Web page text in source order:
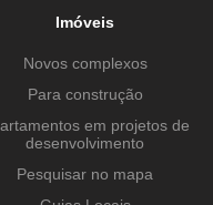
Imóveis
Novos complexos
Para construção
em projetos de
desenvolvimento
Pesquisar no mapa